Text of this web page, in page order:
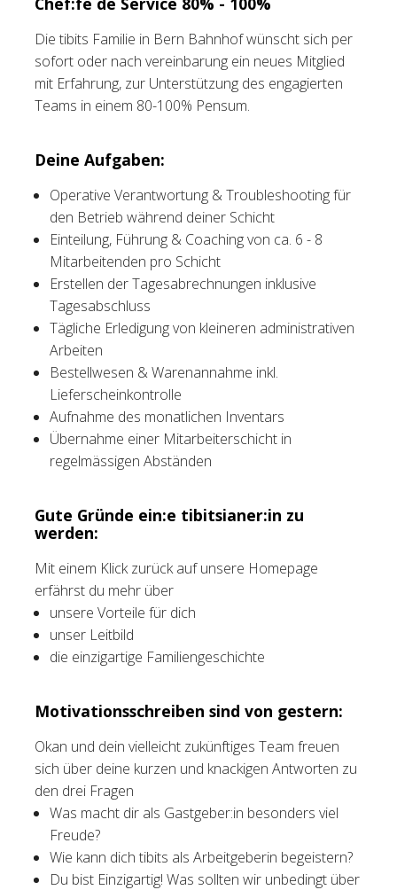
Tischreservation
Login
Schweiz (DE)
Die tibits Familie in Bern Bahnhof wünscht sich per
sofort oder nach vereinbarung ein neues Mitglied
mit Erfahrung, zur Unterstützung des engagierten
Teams in einem 80-100% Pensum.
Deine Aufgaben:
Operative Verantwortung & Troubleshooting für
den Betrieb während deiner Schicht
Einteilung, Führung & Coaching von ca. 6 - 8
Mitarbeitenden pro Schicht
Erstellen der Tagesabrechnungen inklusive
Tagesabschluss
Tägliche Erledigung von kleineren administrativen
Arbeiten
Bestellwesen & Warenannahme inkl.
Lieferscheinkontrolle
Aufnahme des monatlichen Inventars
Übernahme einer Mitarbeiterschicht in
regelmässigen Abständen
Gute Gründe ein:e tibitsianer:in zu
werden:
Mit einem Klick zurück auf unsere Homepage
erfährst du mehr über
unsere Vorteile für dich
unser Leitbild
die einzigartige Familiengeschichte
Motivationsschreiben sind von gestern:
Okan und dein vielleicht zukünftiges Team freuen
sich über deine kurzen und knackigen Antworten zu
den drei Fragen
Was macht dir als Gastgeber:in besonders viel
Freude?
Wie kann dich tibits als Arbeitgeberin begeistern?
Du bist Einzigartig! Was sollten wir unbedingt über